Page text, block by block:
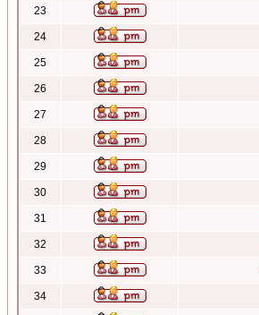
23
24
25
26
27
28
29
30
31
32
33
34